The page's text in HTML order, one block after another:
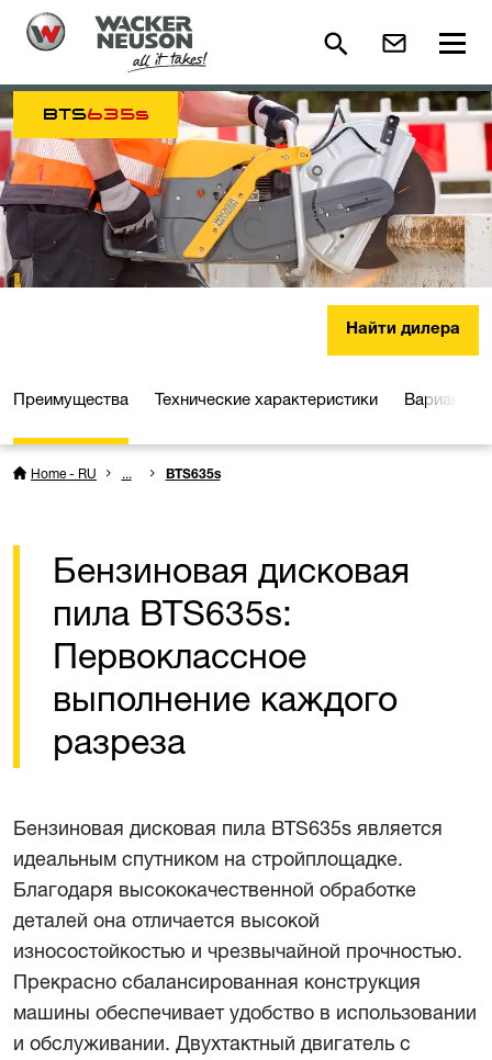
BTS635s
Найти дилера
Преимущества Технические характеристики Варианты
Home - RU ... BTS635s
Бензиновая дисковая
пила BTS635s:
Первоклассное
выполнение каждого
разреза
Бензиновая дисковая пила BTS635s является
идеальным спутником на стройплощадке.
Благодаря высококачественной обработке
деталей она отличается высокой
износостойкостью и чрезвычайной прочностью.
Прекрасно сбалансированная конструкция
машины обеспечивает удобство в использовании
и обслуживании. Двухтактный двигатель с